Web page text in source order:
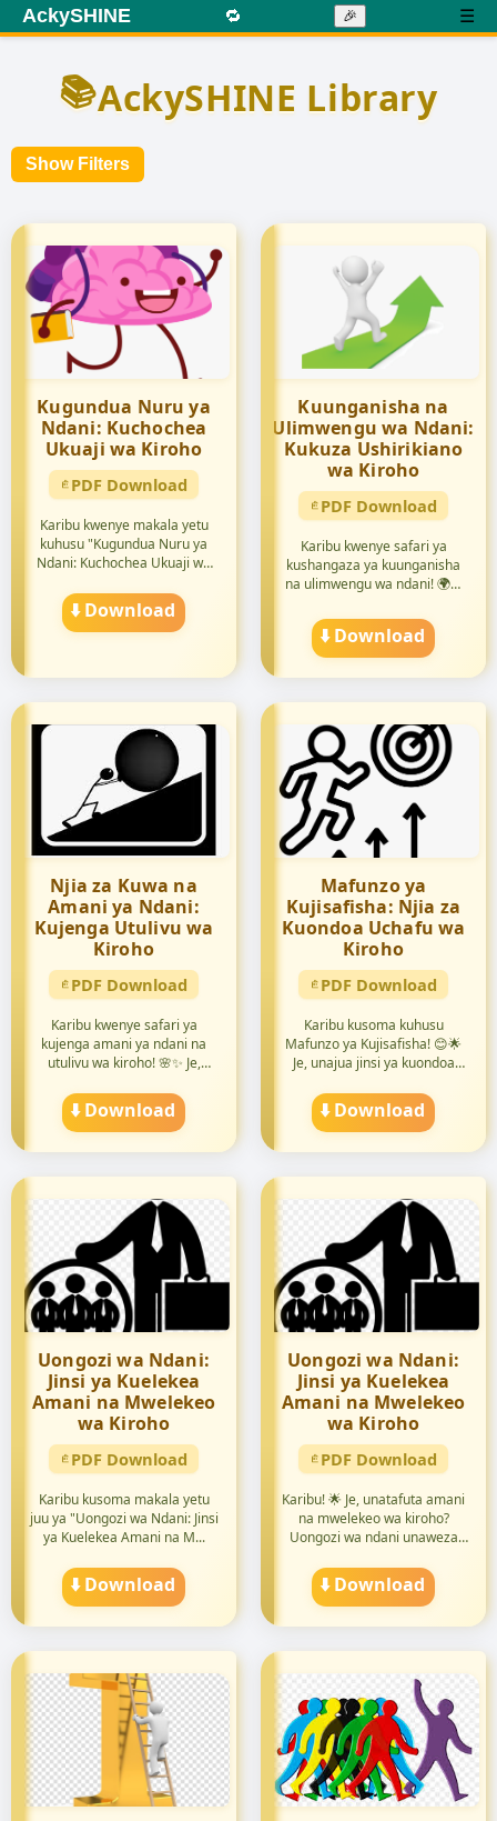
AckySHINE 🔁 🎉 ☰
📚AckySHINE Library
Show Filters
Kugundua Nuru ya
Ndani: Kuchochea
Ukuaji wa Kiroho
PDF Download
Karibu kwenye makala yetu
kuhusu "Kugundua Nuru ya
Ndani: Kuchochea Ukuaji wa
⬇️ Download
Kuunganisha na
Ulimwengu wa Ndani:
Kukuza Ushirikiano
wa Kiroho
PDF Download
Karibu kwenye safari ya
kushangaza ya kuunganisha
na ulimwengu wa ndani! 🌍✨
⬇️ Download
Njia za Kuwa na
Amani ya Ndani:
Kujenga Utulivu wa
Kiroho
PDF Download
Karibu kwenye safari ya
kujenga amani ya ndani na
utulivu wa kiroho! 🌸✨ Je,
⬇️ Download
Mafunzo ya
Kujisafisha: Njia za
Kuondoa Uchafu wa
Kiroho
PDF Download
Karibu kusoma kuhusu
Mafunzo ya Kujisafisha! 😊🌟
Je, unajua jinsi ya kuondoa
⬇️ Download
Uongozi wa Ndani:
Jinsi ya Kuelekea
Amani na Mwelekeo
wa Kiroho
PDF Download
Karibu kusoma makala yetu
juu ya "Uongozi wa Ndani: Jinsi
ya Kuelekea Amani na M...
⬇️ Download
Uongozi wa Ndani:
Jinsi ya Kuelekea
Amani na Mwelekeo
wa Kiroho
PDF Download
Karibu! 🌟 Je, unatafuta amani
na mwelekeo wa kiroho?
Uongozi wa ndani unaweza
⬇️ Download